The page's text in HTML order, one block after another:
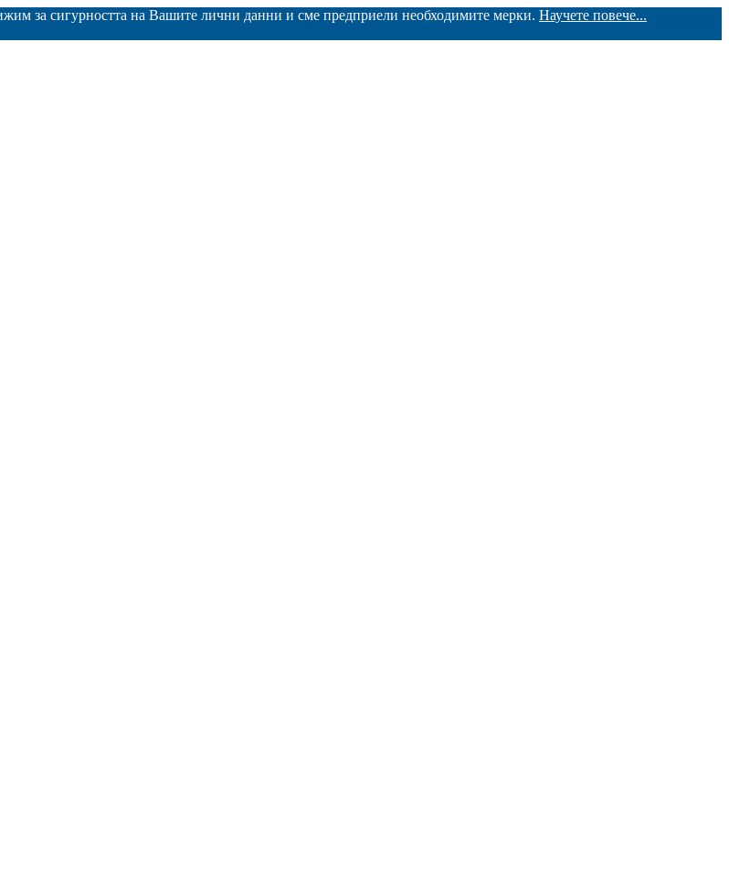
за сигурността на Вашите лични данни и сме предприели необходимите мерки. Научете повече...